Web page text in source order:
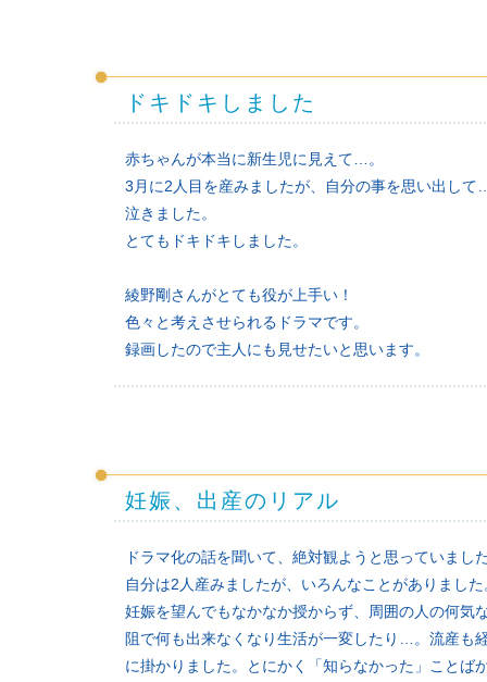
ドキドキしました
赤ちゃんが本当に新生児に見えて…。
3月に2人目を産みましたが、自分の事を思い出して
泣きました。
とてもドキドキしました。
綾野剛さんがとても役が上手い！
色々と考えさせられるドラマです。
録画したので主人にも見せたいと思います。
妊娠、出産のリアル
ドラマ化の話を聞いて、絶対観ようと思っていまし
自分は2人産みましたが、いろんなことがありました
妊娠を望んでもなかなか授からず、周囲の人の何気
阻で何も出来なくなり生活が一変したり…。流産も
に掛かりました。とにかく「知らなかった」ことば